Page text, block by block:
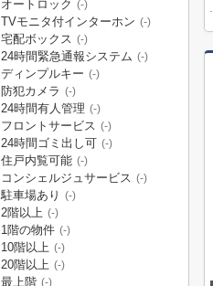
オートロック (-)
TVモニタ付インターホン (-)
宅配ボックス (-)
24時間緊急通報システム (-)
ディンプルキー (-)
防犯カメラ (-)
24時間有人管理 (-)
フロントサービス (-)
24時間ゴミ出し可 (-)
住戸内覧可能 (-)
コンシェルジュサービス (-)
駐車場あり (-)
2階以上 (-)
1階の物件 (-)
10階以上 (-)
20階以上 (-)
最上階 (-)